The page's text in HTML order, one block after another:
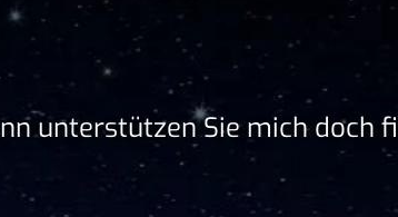
unterstützen Sie mich doch